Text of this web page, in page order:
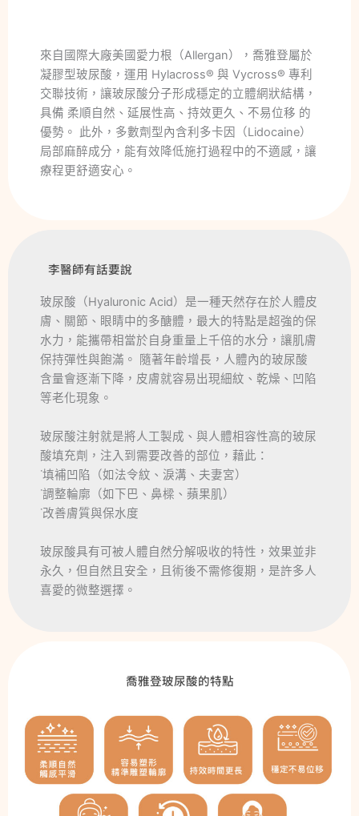
來自國際大廠美國愛力根（Allergan），喬雅登屬於
凝膠型玻尿酸，運用 Hylacross® 與 Vycross® 專利
交聯技術，讓玻尿酸分子形成穩定的立體網狀結構，
具備 柔順自然、延展性高、持效更久、不易位移 的
優勢。 此外，多數劑型內含利多卡因（Lidocaine）
局部麻醉成分，能有效降低施打過程中的不適感，讓
療程更舒適安心。
李醫師有話要說
玻尿酸（Hyaluronic Acid）是一種天然存在於人體皮
膚、關節、眼睛中的多醣體，最大的特點是超強的保
水力，能攜帶相當於自身重量上千倍的水分，讓肌膚
保持彈性與飽滿。 隨著年齡增長，人體內的玻尿酸
含量會逐漸下降，皮膚就容易出現細紋、乾燥、凹陷
等老化現象。
玻尿酸注射就是將人工製成、與人體相容性高的玻尿
酸填充劑，注入到需要改善的部位，藉此：
˙填補凹陷（如法令紋、淚溝、夫妻宮）
˙調整輪廓（如下巴、鼻樑、蘋果肌）
˙改善膚質與保水度
玻尿酸具有可被人體自然分解吸收的特性，效果並非
永久，但自然且安全，且術後不需修復期，是許多人
喜愛的微整選擇。
喬雅登玻尿酸的特點